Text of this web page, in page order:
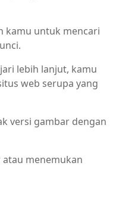
kamu untuk mencari
lebih lanjut, kamu
web serupa yang
versi gambar dengan
menemukan